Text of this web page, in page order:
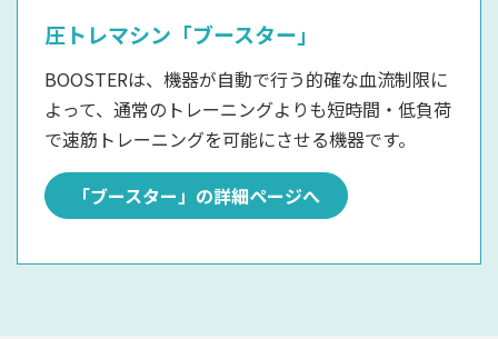
圧トレマシン「ブースター」
BOOSTERは、機器が自動で行う的確な血流制限に
よって、通常のトレーニングよりも短時間・低負荷
で速筋トレーニングを可能にさせる機器です。
「ブースター」の詳細ページへ